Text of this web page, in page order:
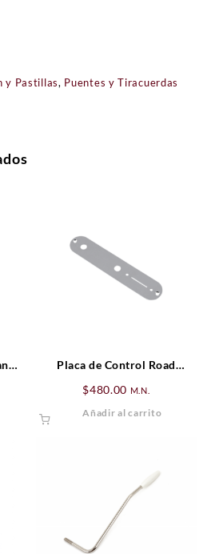
y Pastillas, Puentes y Tiracuerdas
Placa de Control Road
$480.00 M.N.
Añadir al carrito